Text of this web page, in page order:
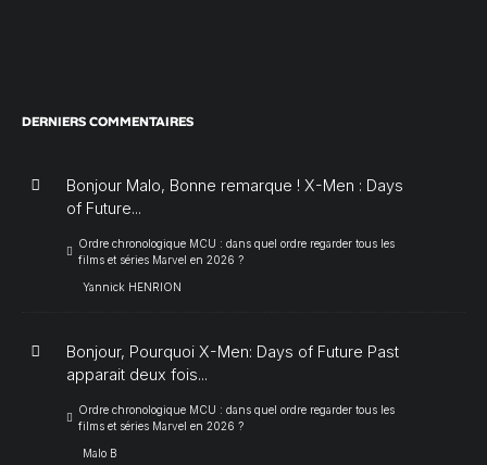
DERNIERS COMMENTAIRES
Bonjour Malo, Bonne remarque ! X-Men : Days
of Future...
Ordre chronologique MCU : dans quel ordre regarder tous les
films et séries Marvel en 2026 ?
Yannick HENRION
Bonjour, Pourquoi X-Men: Days of Future Past
apparait deux fois...
Ordre chronologique MCU : dans quel ordre regarder tous les
films et séries Marvel en 2026 ?
Malo B